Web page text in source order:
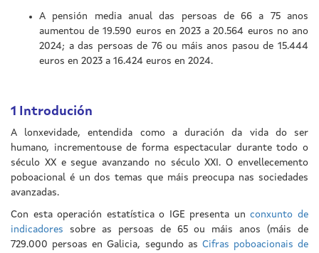
A pensión media anual das persoas de 66 a 75 anos
aumentou de 19.590 euros en 2023 a 20.564 euros no ano
2024; a das persoas de 76 ou máis anos pasou de 15.444
euros en 2023 a 16.424 euros en 2024.
1 Introdución
A lonxevidade, entendida como a duración da vida do ser
humano, incrementouse de forma espectacular durante todo o
século XX e segue avanzando no século XXI. O envellecemento
poboacional é un dos temas que máis preocupa nas sociedades
avanzadas.
Con esta operación estatística o IGE presenta unconxunto de
indicadores sobre as persoas de 65 ou máis anos (máis de
729.000 persoas en Galicia, segundo as Cifras poboacionais de